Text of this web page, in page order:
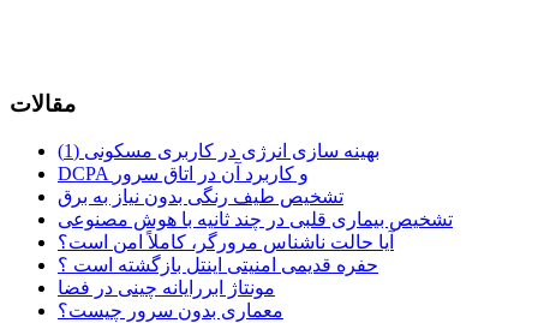
مقالات
بهینه سازی انرژی در کاربری مسکونی (1)
DCPA و کاربرد آن در اتاق سرور
تشخیص طیف رنگی بدون نیاز به برق
تشخیص بیماری قلبی در چند ثانیه با هوش مصنوعی
آیا حالت ناشناس مرورگر، کاملاً امن است؟
حفره قدیمی امنیتی اینتل بازگشته است ؟
مونتاژ ابررایانه چینی در فضا
معماری بدون سرور چیست؟